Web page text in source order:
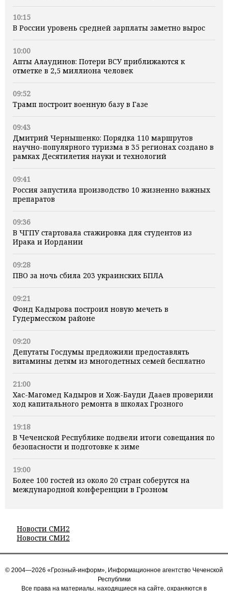
10:15
В России уровень средней зарплаты заметно вырос
10:00
Апты Алаудинов: Потери ВСУ приближаются к
отметке в 2,5 миллиона человек
09:52
Трамп построит военную базу в Газе
09:43
Дмитрий Чернышенко: Порядка 110 маршрутов
научно-популярного туризма в 35 регионах создано в
рамках Десятилетия науки и технологий
09:41
Россия запустила производство 10 жизненно важных
препаратов
09:36
В ЧГПУ стартовала стажировка для студентов из
Ирака и Иордании
09:28
ПВО за ночь сбила 203 украинских БПЛА
09:21
Фонд Кадырова построил новую мечеть в
Гудермесском районе
09:20
Депутаты Госдумы предложили предоставлять
витамины детям из многодетных семей бесплатно
21:00
Хас-Магомед Кадыров и Хож-Бауди Дааев проверили
ход капитального ремонта в школах Грозного
19:18
В Чеченской Республике подвели итоги совещания по
безопасности и подготовке к зиме
19:00
Более 100 гостей из около 20 стран соберутся на
международной конференции в Грозном
Новости СМИ2
Новости СМИ2
© 2004—2026 «Грозный-информ», Информационное агентство Чеченской
Республики
Все права на материалы, находящиеся на сайте, охраняются в